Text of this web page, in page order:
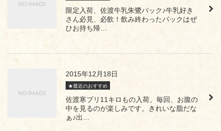
限定入荷、佐渡牛乳朱鷺パック♪牛乳好き
さん必見、必飲！飲み終わったパックはぜ
ひお持ち帰…
2015年12月18日
★最近のおすすめ
佐渡寒ブリ11キロもの入荷。毎回、お腹の
中を見るのが楽しみです。きれいな脂だな
ぁ♪出…